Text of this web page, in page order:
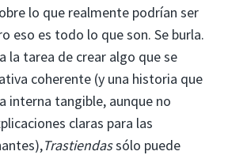
lo que realmente podrían ser
eso es todo lo que son. Se burla.
la tarea de crear algo que se
coherente (y una historia que
interna tangible, aunque no
claras para las
Trastiendassólo puede